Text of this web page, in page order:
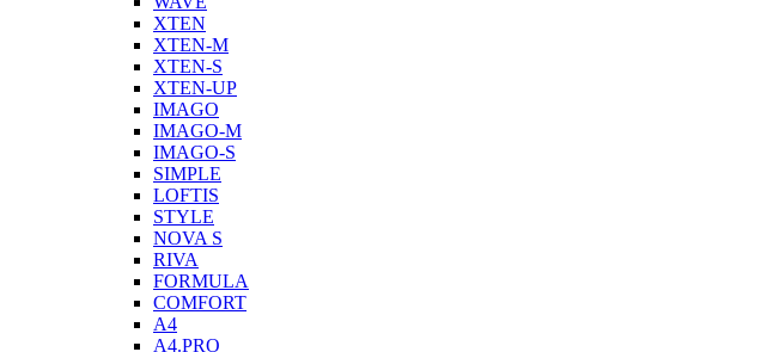
XTEN
XTEN-M
XTEN-S
XTEN-UP
IMAGO
IMAGO-M
IMAGO-S
SIMPLE
LOFTIS
STYLE
NOVA S
RIVA
FORMULA
COMFORT
A4
A4.PRO